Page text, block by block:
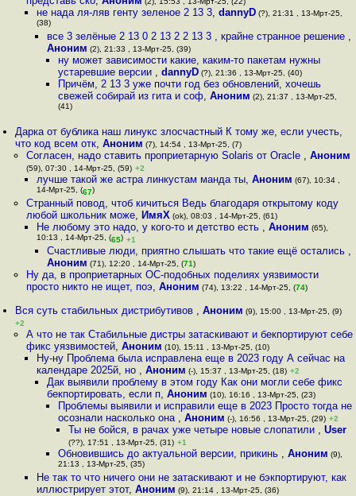
не нада ля-ляв генту зеленое 2 13 3, dannyD(?), 21:31 , 13-Мрт-25,
(38)
все 3 зелёные 2 13 0 2 13 2 2 13 3 , крайне странное решение ,
Аноним (2), 21:33 , 13-Мрт-25, (39)
ну может зависимости какие, каким-то пакетам нужны
устаревшие версии , dannyD(?), 21:36 , 13-Мрт-25, (40)
Причём, 2 13 3 уже почти год без обновлений, хочешь
свежей собирай из гита и соф, Аноним (2), 21:37 , 13-Мрт-25,
(41)
Дарка от бублика наш линукс злосчастный К тому же, если учесть,
что код всем отк,Аноним (7), 14:54 , 13-Мрт-25, (7)
Согласен, надо ставить проприетарную Solaris от Oracle , Аноним
(59), 07:30 , 14-Мрт-25, (59) +2
лучше такой же астра линкустам манда ты, Аноним (67), 10:34 ,
14-Мрт-25, (67)
Странный повод, чтоб кичиться Ведь благодаря открытому коду
любой школьник може, ИмяХ (ok), 08:03 , 14-Мрт-25, (61)
Не любому это надо, у кого-то и детство есть , Аноним (65),
10:13 , 14-Мрт-25, (65) +1
Cчастливые люди, приятно слышать что такие ещё остались ,
Аноним (71), 12:20 , 14-Мрт-25, (71)
Ну да, в проприетарных ОС-подобных поделиях уязвимости
просто никто не ищет, поэ, Аноним (74), 13:22 , 14-Мрт-25, (74)
Вся суть стабильных дистрибутивов ,Аноним (9), 15:00 , 13-Мрт-25, (9)
+2
А что не так Стабильные дистры затаскивают и бекпортируют себе
фикс уязвимостей, Аноним (10), 15:11 , 13-Мрт-25, (10)
Ну-ну Проблема была исправлена еще в 2023 году А сейчас на
календаре 2025й, но , Аноним (-), 15:37 , 13-Мрт-25, (18) +2
Дак выявили проблему в этом году Как они могли себе фикс
бекпортировать, если п,Аноним (10), 16:16 , 13-Мрт-25, (23)
Проблемы выявили и исправили еще в 2023 Просто тогда не
осознали насколько она , Аноним (-), 16:56 , 13-Мрт-25, (29) +2
Ты не бойся, в рачах уже четыре новые слопатили , User
(??), 17:51 , 13-Мрт-25, (31) +1
Обновившись до актуальной версии, прикинь , Аноним (9),
21:13 , 13-Мрт-25, (35)
Не так то что ничего они не затаскивают и не бэкпортируют, как
иллюстрирует этот, Аноним (9), 21:14 , 13-Мрт-25, (36)